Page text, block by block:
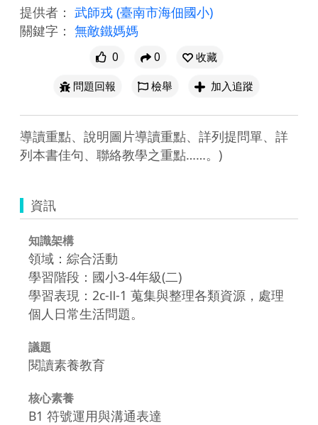
提供者： 武師戎 (臺南市海佃國小)
關鍵字： 無敵鐵媽媽
0 0
收藏
問題回報
檢舉 加入追蹤
導讀重點、說明圖片導讀重點、詳列提問單、詳
列本書佳句、聯絡教學之重點……。)
資訊
知識架構
領域：綜合活動
學習階段：國小3-4年級(二)
學習表現：2c-Ⅱ-1 蒐集與整理各類資源，處理
個人日常生活問題。
議題
閱讀素養教育
核心素養
B1 符號運用與溝通表達